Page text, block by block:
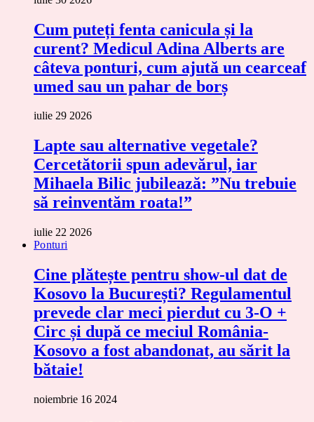
Cum puteți fenta canicula și la
curent? Medicul Adina Alberts are
câteva ponturi, cum ajută un cearceaf
umed sau un pahar de borș
iulie 29 2026
Lapte sau alternative vegetale?
Cercetătorii spun adevărul, iar
Mihaela Bilic jubilează: ”Nu trebuie
să reinventăm roata!”
iulie 22 2026
Ponturi
Cine plătește pentru show-ul dat de
Kosovo la București? Regulamentul
prevede clar meci pierdut cu 3-O +
Circ și după ce meciul România-
Kosovo a fost abandonat, au sărit la
bătaie!
noiembrie 16 2024